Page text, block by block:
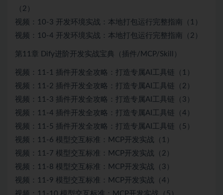
（2）
视频：10-3 开发环境实战：本地打包运行完整指南（1）
视频：10-4 开发环境实战：本地打包运行完整指南（2）
第11章 Dify进阶开发实战宝典（插件/MCP/Skill）
视频：11-1 插件开发全攻略：打造专属AI工具链（1）
视频：11-2 插件开发全攻略：打造专属AI工具链（2）
视频：11-3 插件开发全攻略：打造专属AI工具链（3）
视频：11-4 插件开发全攻略：打造专属AI工具链（4）
视频：11-5 插件开发全攻略：打造专属AI工具链（5）
视频：11-6 模型交互标准：MCP开发实战（1）
视频：11-7 模型交互标准：MCP开发实战（2）
视频：11-8 模型交互标准：MCP开发实战（3）
视频：11-9 模型交互标准：MCP开发实战（4）